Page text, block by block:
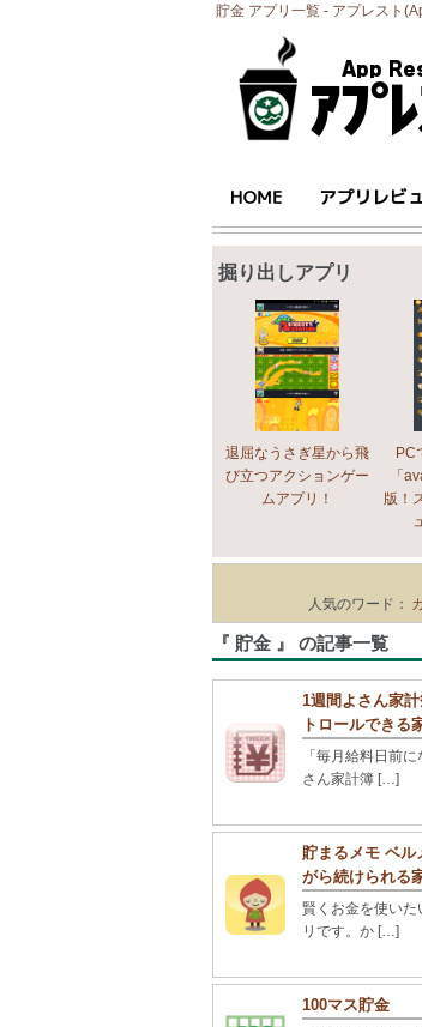
貯金 アプリ一覧 - アプレスト
掘り出しアプリ
退屈なうさぎ星から飛
び立つアクションゲー
ムアプリ！
PC
「
版！
人気のワード：
『 貯金 』 の記事一覧
1週間よさん家
トロールできる
「毎月給料日前
さん家計簿 […]
貯まるメモ ベル
がら続けられる
賢くお金を使い
リです。か […]
100マス貯金